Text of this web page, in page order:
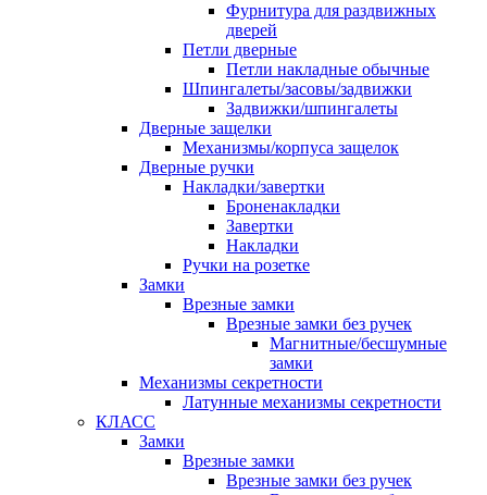
Фурнитура для раздвижных
дверей
Петли дверные
Петли накладные обычные
Шпингалеты/засовы/задвижки
Задвижки/шпингалеты
Дверные защелки
Механизмы/корпуса защелок
Дверные ручки
Накладки/завертки
Броненакладки
Завертки
Накладки
Ручки на розетке
Замки
Врезные замки
Врезные замки без ручек
Магнитные/бесшумные
замки
Механизмы секретности
Латунные механизмы секретности
КЛАСС
Замки
Врезные замки
Врезные замки без ручек